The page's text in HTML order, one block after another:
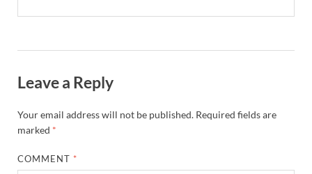
Leave a Reply
Your email address will not be published. Required fields are
marked *
COMMENT *